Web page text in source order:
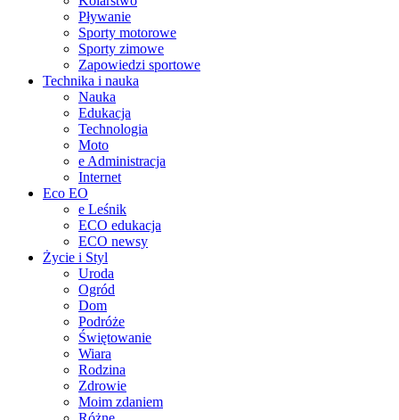
Pływanie
Sporty motorowe
Sporty zimowe
Zapowiedzi sportowe
Technika i nauka
Nauka
Edukacja
Technologia
Moto
e Administracja
Internet
Eco EO
e Leśnik
ECO edukacja
ECO newsy
Życie i Styl
Uroda
Ogród
Dom
Podróże
Świętowanie
Wiara
Rodzina
Zdrowie
Moim zdaniem